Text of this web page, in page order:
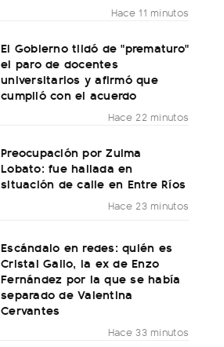
Hace 11 minutos
El Gobierno tildó de "prematuro"
el paro de docentes
universitarios y afirmó que
cumplió con el acuerdo
Hace 22 minutos
Preocupación por Zulma
Lobato: fue hallada en
situación de calle en Entre Ríos
Hace 23 minutos
Escándalo en redes: quién es
Cristal Gallo, la ex de Enzo
Fernández por la que se había
separado de Valentina
Cervantes
Hace 33 minutos